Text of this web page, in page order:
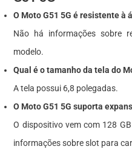
O Moto G51 5G é resistente à
Não há informações sobre
modelo.
Qual é o tamanho da tela do
A tela possui 6,8 polegadas.
O Moto G51 5G suporta
O dispositivo vem com 128
informações sobre slot para